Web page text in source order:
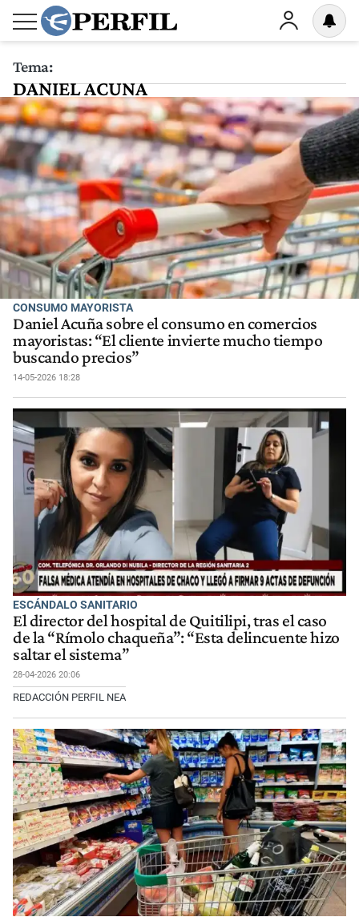
Tema:
DANIEL ACUNA
CONSUMO MAYORISTA
Daniel Acuña sobre el consumo en comercios
mayoristas: “El cliente invierte mucho tiempo
buscando precios”
14-05-2026 18:28
ESCÁNDALO SANITARIO
El director del hospital de Quitilipi, tras el caso
de la “Rímolo chaqueña”: “Esta delincuente hizo
saltar el sistema”
28-04-2026 20:06
REDACCIÓN PERFIL NEA